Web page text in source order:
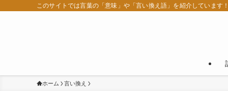
このサイトでは言葉の「意味」や「言い換え語」を紹介しています
ホーム 言い換え